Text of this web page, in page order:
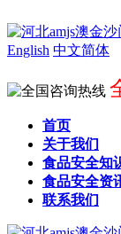
English 中文简体
首页
关于我们
食品安全知
食品安全资
联系我们